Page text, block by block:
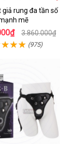
giả rung đa tần số
mẽ
3.860.000₫
(975)